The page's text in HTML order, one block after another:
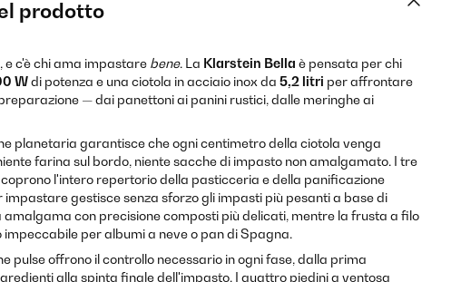
prodotto
e c'è chi ama impastare bene. La Klarstein Bella è pensata per chi
Wdi potenza e una ciotola in acciaio inox da 5,2 litri per affrontare
— dai panettoni ai panini rustici, dalle meringhe ai
planetaria garantisce che ogni centimetro della ciotola venga
farina sul bordo, niente sacche di impasto non amalgamato. I tre
l'intero repertorio della pasticceria e della panificazione
impastare gestisce senza sforzo gli impasti più pesanti a base di
amalgama con precisione composti più delicati, mentre la frusta a filo
per albumi a neve o pan di Spagna.
pulse offrono il controllo necessario in ogni fase, dalla prima
alla spinta finale dell'impasto. I quattro piedini a ventosa